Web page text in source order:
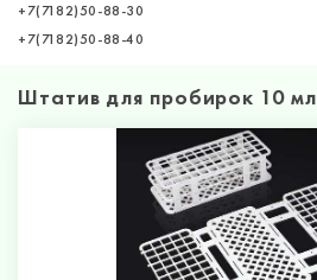
+7(7182)50-88-30
+7(7182)50-88-40
Штатив для пробирок 10 мл